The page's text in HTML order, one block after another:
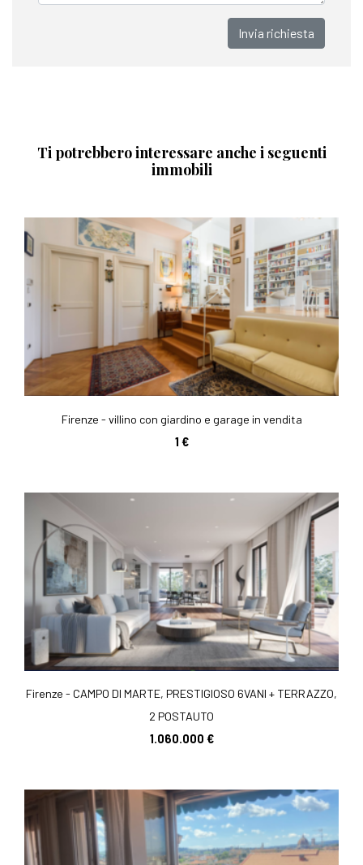
Invia richiesta
Ti potrebbero interessare anche i seguenti
immobili
Firenze - villino con giardino e garage in vendita
1 €
Firenze - CAMPO DI MARTE, PRESTIGIOSO 6VANI + TERRAZZO,
2 POSTAUTO
1.060.000 €